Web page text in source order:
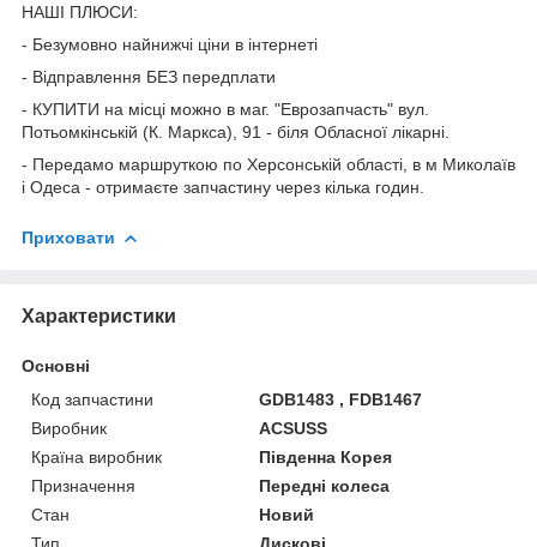
НАШІ ПЛЮСИ:
- Безумовно найнижчі ціни в інтернеті
- Відправлення БЕЗ передплати
- КУПИТИ на місці можно в маг. "Еврозапчасть" вул.
Потьомкінській (К. Маркса), 91 - біля Обласної лікарні.
- Передамо маршруткою по Херсонській області, в м Миколаїв
і Одеса - отримаєте запчастину через кілька годин.
Приховати
Характеристики
Основні
Код запчастини
GDB1483 , FDB1467
Виробник
ACSUSS
Країна виробник
Південна Корея
Призначення
Передні колеса
Стан
Новий
Тип
Дискові